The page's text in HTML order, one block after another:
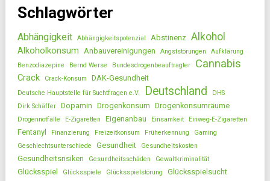
Schlagwörter
Abhängigkeit Abhängigkeitspotenzial Abstinenz Alkohol
Alkoholkonsum Anbauvereinigungen Angststörungen
Aufklärung
Benzodiazepine
Bernd Werse Bundesdrogenbeauftragter Cannabis
Crack Crack-Konsum DAK-Gesundheit
Deutsche Hauptstelle für Suchtfragen e.V. Deutschland
DHS
Dirk Schäffer
Dopamin Drogenkonsum Drogenkonsumräume
Drogennotfälle E-Zigaretten Eigenanbau Einsamkeit Einweg-E-Zigaretten
Fentanyl Finanzierung Freizeitkonsum Früherkennung
Gaming
Geschlechtsunterschiede
Gesundheit Gesundheitskosten
Gesundheitsrisiken Gesundheitsschäden Gewaltkriminalität
Glücksspiel Glücksspiele Glücksspielstörung Glücksspielsucht